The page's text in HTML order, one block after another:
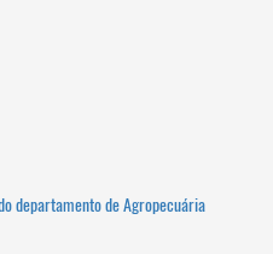
departamento de Agropecuária